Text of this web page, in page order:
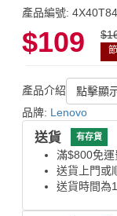
產品編號:
$109
產品介紹
點擊顯
品牌: Lenovo
送貨 有存貨
滿$800免運
送貨上門或
送貨時間為